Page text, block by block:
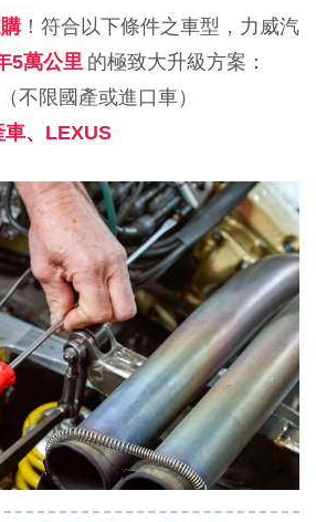
！符合以下條件之車型，力威汽
5萬公里 的極致大升級方案：
（不限國產或進口車）
車、LEXUS